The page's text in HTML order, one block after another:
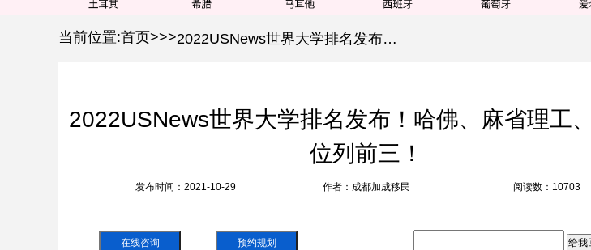
当前位置:首页>>> 2022USNews世界大学排名发布！哈佛、麻省理工、斯坦福位列前三！
2022USNews世界大学排名发布！哈佛、麻省理工
位列前三！
发布时间：2021-10-29 作者：成都加成移民 阅读数：10703
在线咨询 预约规划 给我